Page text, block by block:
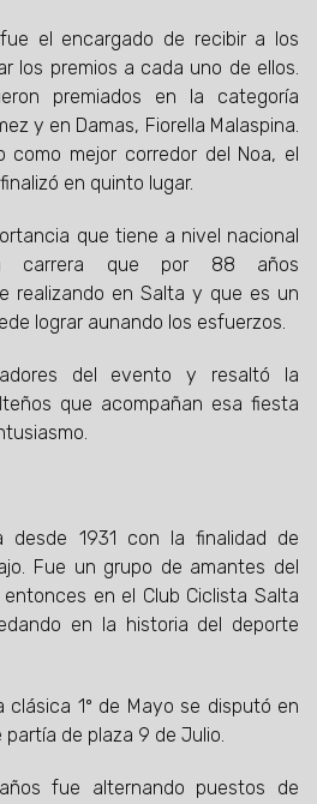
el encargado de recibir a los
los premios a cada uno de ellos.
premiados en la categoría
y en Damas, Fiorella Malaspina.
como mejor corredor del Noa, el
en quinto lugar.
que tiene a nivel nacional
carrera que por 88 años
realizando en Salta y que es un
lograr aunando los esfuerzos.
del evento y resaltó la
que acompañan esa fiesta
desde 1931 con la finalidad de
Fue un grupo de amantes del
en el Club Ciclista Salta
en la historia del deporte
clásica 1º de Mayo se disputó en
de plaza 9 de Julio.
fue alternando puestos de